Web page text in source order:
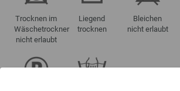
Trocknen im
Wäschetrockner
nicht erlaubt
Liegend
trocknen
Bleichen
nicht erlaubt